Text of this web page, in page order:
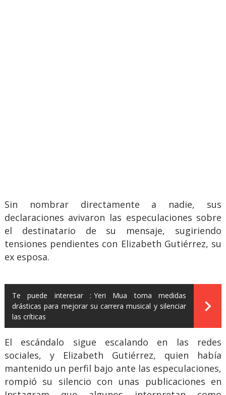
Sin nombrar directamente a nadie, sus
declaraciones avivaron las especulaciones sobre
el destinatario de su mensaje, sugiriendo
tensiones pendientes con Elizabeth Gutiérrez, su
ex esposa.
Te puede interesar : Yeri Mua toma medidas
drásticas para mejorar su carrera musical y silenciar
las críticas
El escándalo sigue escalando en las redes
sociales, y Elizabeth Gutiérrez, quien había
mantenido un perfil bajo ante las especulaciones,
rompió su silencio con unas publicaciones en